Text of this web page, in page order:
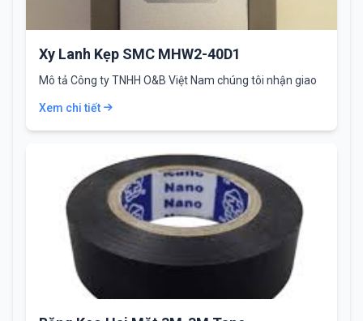
Xy Lanh Kẹp SMC MHW2-40D1
Mô tả Công ty TNHH O&B Việt Nam chúng tôi nhận giao
Xem chi tiết